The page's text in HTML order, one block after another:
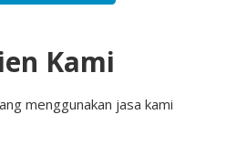
Kami
menggunakan jasa kami